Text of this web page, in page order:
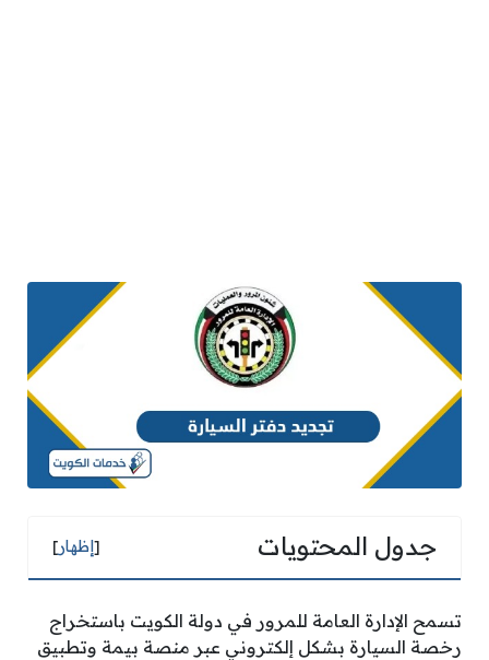
جدول المحتويات [إظهار]
تسمح الإدارة العامة للمرور في دولة الكويت باستخراج
رخصة السيارة بشكل إلكتروني عبر منصة بيمة وتطبيق